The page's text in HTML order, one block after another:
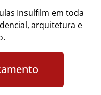
Insulfilm em toda
arquitetura e